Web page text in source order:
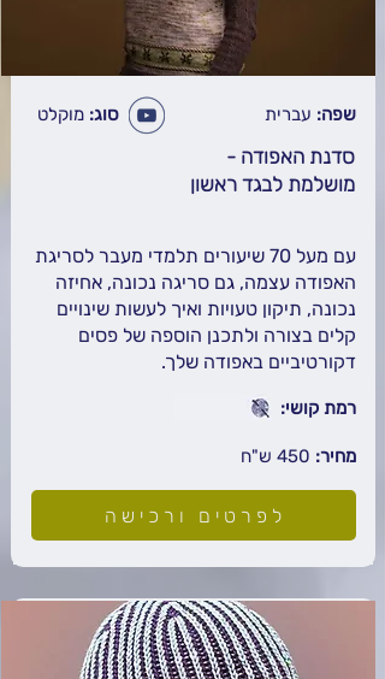
סוג:מוקלט שפה: עברית
סדנת האפודה -
מושלמת לבגד ראשון
עם מעל 70 שיעורים תלמדי מעבר לסריגת
האפודה עצמה, גם סריגה נכונה, אחיזה
נכונה, תיקון טעויות ואיך לעשות שינויים
קלים בצורה ולתכנן הוספה של פסים
דקורטיביים באפודה שלך.
רמת קושי:
מחיר: ש"ח
לפרטים ורכישה